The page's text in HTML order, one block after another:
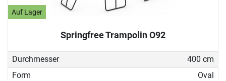
Auf Lager
Springfree Trampolin O92
Durchmesser
400 cm
Form
Oval